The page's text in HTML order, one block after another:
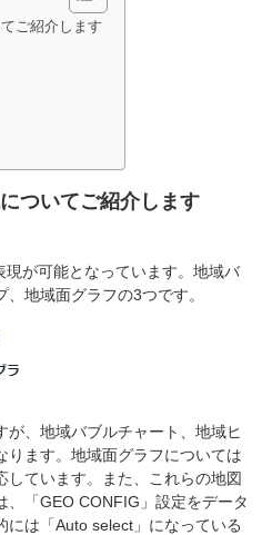
ご紹介します
ついてご紹介します
が可能となっています。地域バ
地域面グラフの3つです。
が、地域バブルチャート、地域ヒ
ります。地域面グラフについては
しています。また、これらの地図
、「GEO CONFIG」設定をデータ
には「Auto select」になっている